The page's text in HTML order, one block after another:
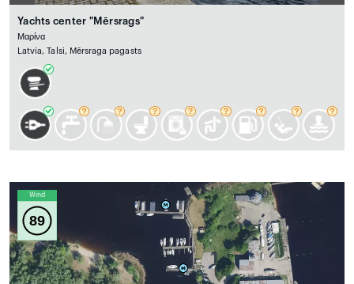
Yachts center "Mērsrags"
Μαρίνα
Latvia, Talsi, Mērsraga pagasts
Wind
89